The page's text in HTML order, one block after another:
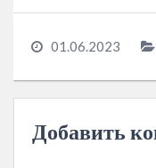
01.06.2023
Добавить